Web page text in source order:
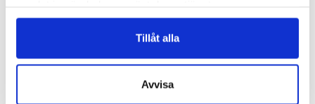
Tillåt alla
Avvisa